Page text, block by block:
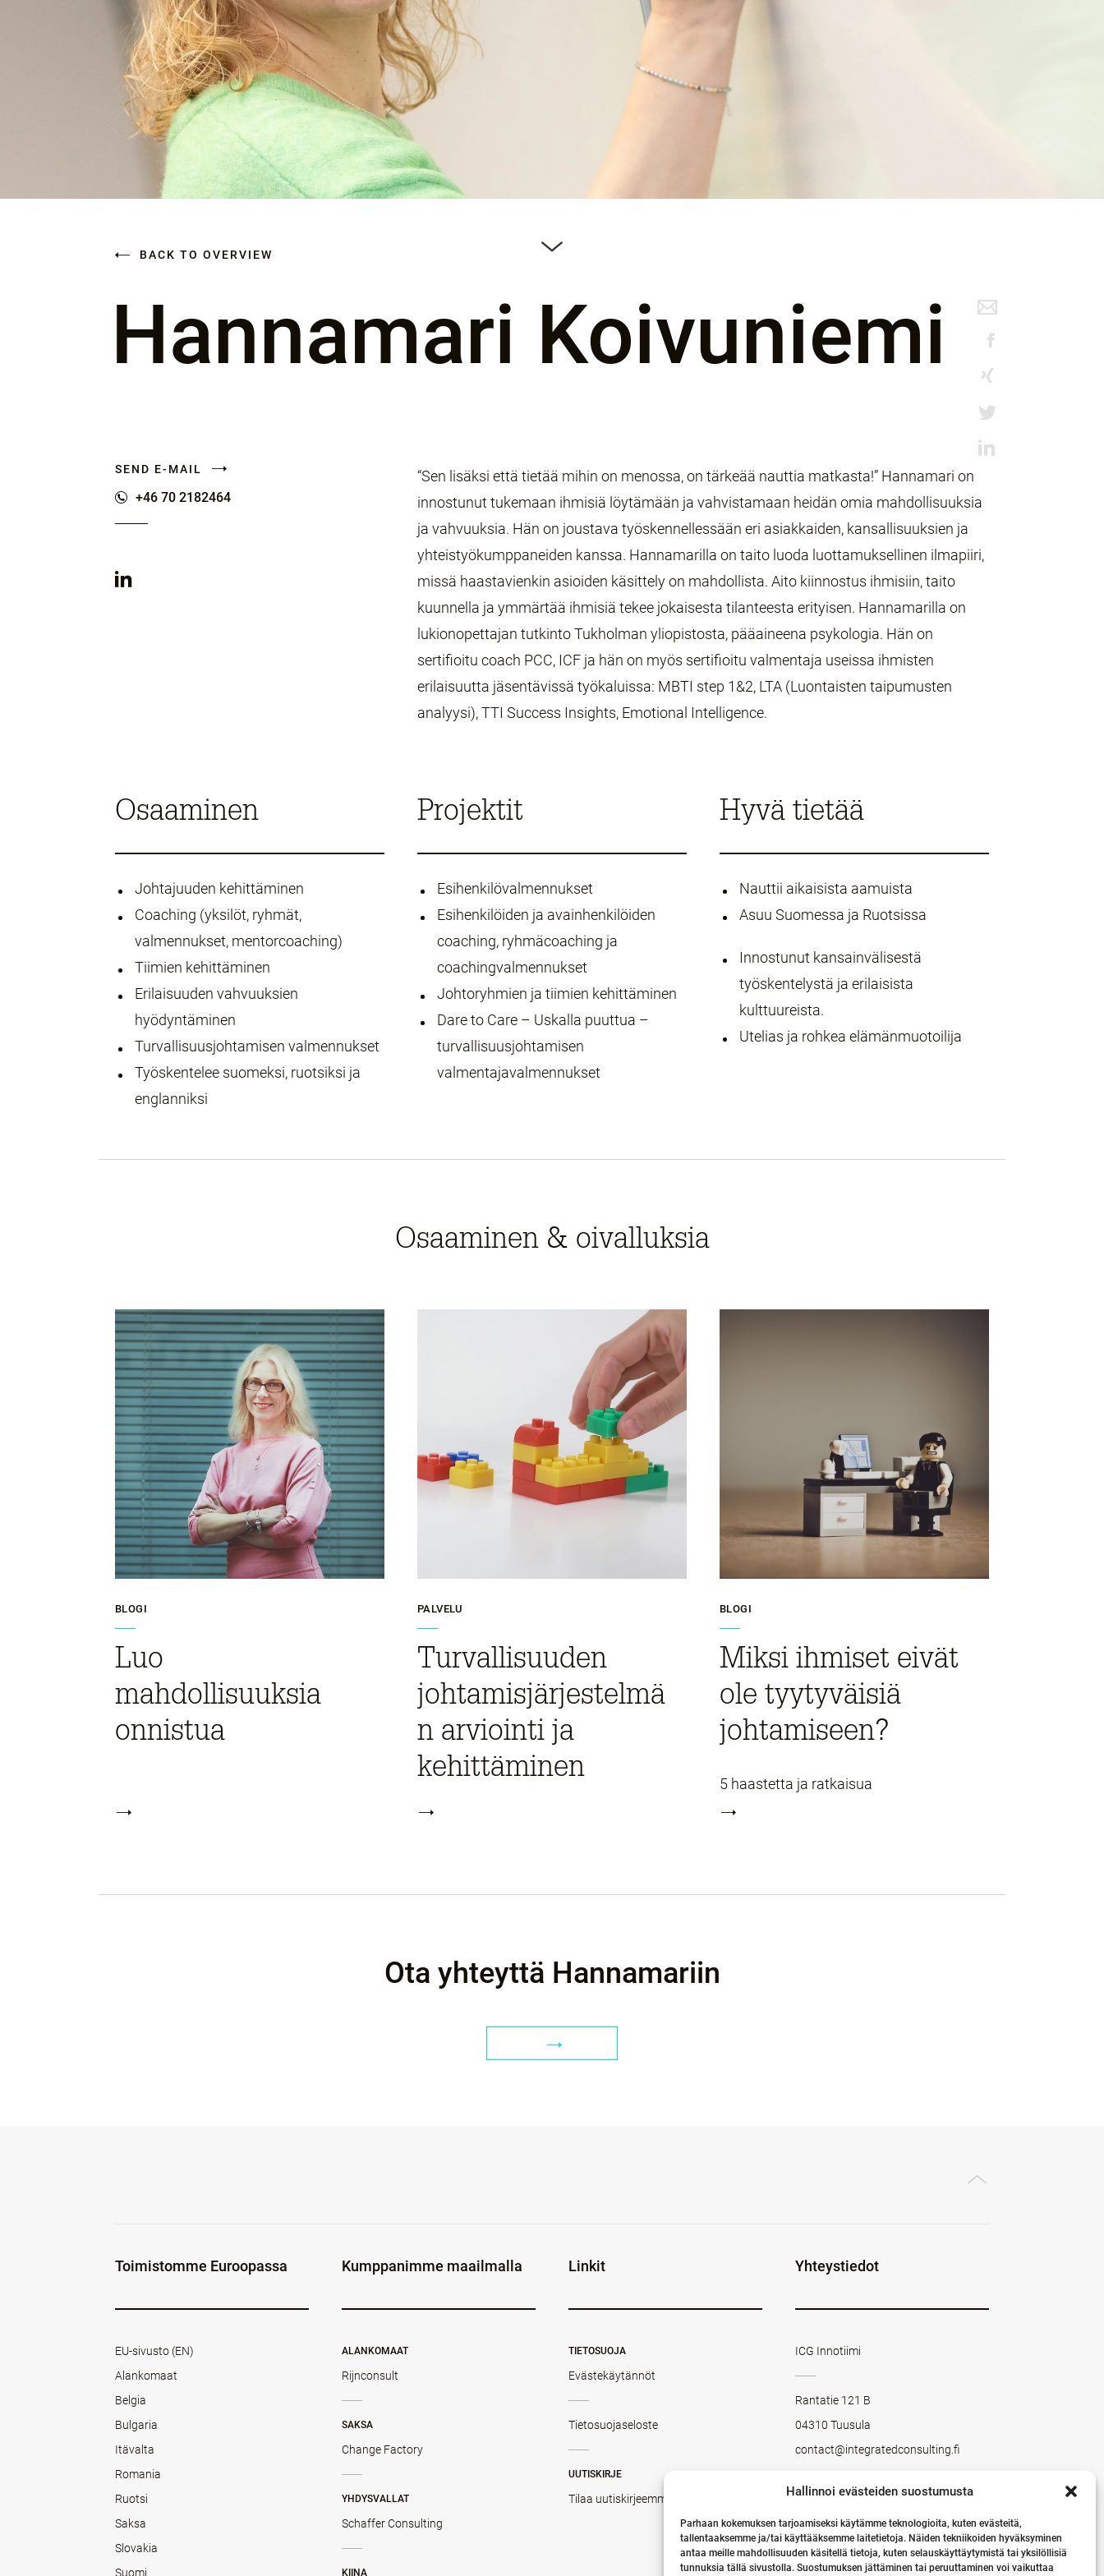
Hallinnoi evästeiden suostumusta
Parhaan kokemuksen tarjoamiseksi käytämme teknologioita, kuten evästeitä,
tallentaaksemme ja/tai käyttääksemme laitetietoja. Näiden tekniikoiden hyväksyminen
antaa meille mahdollisuuden käsitellä tietoja, kuten selauskäyttäytymistä tai yksilöllisiä
tunnuksia tällä sivustolla. Suostumuksen jättäminen tai peruuttaminen voi vaikuttaa
BACK TO OVERVIEW
Hannamari Koivuniemi
SEND E-MAIL
+46 70 2182464
“Sen lisäksi että tietää mihin on menossa, on tärkeää nauttia matkasta!” Hannamari on
innostunut tukemaan ihmisiä löytämään ja vahvistamaan heidän omia mahdollisuuksia
ja vahvuuksia. Hän on joustava työskennellessään eri asiakkaiden, kansallisuuksien ja
yhteistyökumppaneiden kanssa. Hannamarilla on taito luoda luottamuksellinen ilmapiiri,
missä haastavienkin asioiden käsittely on mahdollista. Aito kiinnostus ihmisiin, taito
kuunnella ja ymmärtää ihmisiä tekee jokaisesta tilanteesta erityisen. Hannamarilla on
lukionopettajan tutkinto Tukholman yliopistosta, pääaineena psykologia. Hän on
sertifioitu coach PCC, ICF ja hän on myös sertifioitu valmentaja useissa ihmisten
erilaisuutta jäsentävissä työkaluissa: MBTI step 1&2, LTA (Luontaisten taipumusten
analyysi), TTI Success Insights, Emotional Intelligence.
Osaaminen
Johtajuuden kehittäminen
Coaching (yksilöt, ryhmät,
valmennukset, mentorcoaching)
Tiimien kehittäminen
Erilaisuuden vahvuuksien
hyödyntäminen
Turvallisuusjohtamisen valmennukset
Työskentelee suomeksi, ruotsiksi ja
englanniksi
Projektit
Esihenkilövalmennukset
Esihenkilöiden ja avainhenkilöiden
coaching, ryhmäcoaching ja
coachingvalmennukset
Johtoryhmien ja tiimien kehittäminen
Dare to Care – Uskalla puuttua –
turvallisuusjohtamisen
valmentajavalmennukset
Hyvä tietää
Nauttii aikaisista aamuista
Asuu Suomessa ja Ruotsissa
Innostunut kansainvälisestä
työskentelystä ja erilaisista
kulttuureista.
Utelias ja rohkea elämänmuotoilija
Osaaminen & oivalluksia
BLOGI
Luo
mahdollisuuksia
onnistua
PALVELU
Turvallisuuden
johtamisjärjestelmä
n arviointi ja
kehittäminen​
BLOGI
Miksi ihmiset eivät
ole tyytyväisiä
johtamiseen?
5 haastetta ja ratkaisua
Ota yhteyttä Hannamariin
Toimistomme Euroopassa
EU-sivusto (EN)
Alankomaat
Belgia
Bulgaria
Itävalta
Romania
Ruotsi
Saksa
Slovakia
Suomi
Kumppanimme maailmalla
ALANKOMAAT
Rijnconsult
SAKSA
Change Factory
YHDYSVALLAT
Schaffer Consulting
KIINA
Linkit
TIETOSUOJA
Evästekäytännöt
Tietosuojaseloste
UUTISKIRJE
Tilaa uutiskirjeemme
Yhteystiedot
ICG Innotiimi
Rantatie 121 B
04310 Tuusula
contact@integratedconsulting.fi
LINKEDIN
Seuraa meitä LinkedInissä